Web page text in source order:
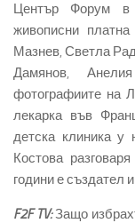
Център Форум
живописни
Мазнев, Светла
Дамянов,
фотографиите на
лекарка във
детска клиника у
Костова
години е създател
F2F TV:Защо